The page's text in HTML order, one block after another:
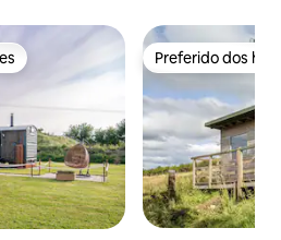
dos hóspedes Preferido dos
Preferido dos